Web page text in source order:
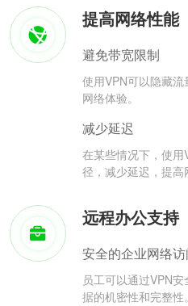
提高网络性能
避免带宽限制
使用VPN可以隐藏
网络体验。
减少延迟
在某些情况下，使
径，减少延迟，提高
远程办公支持
安全的企业网络
员工可以通过VPN
据的机密性和完整性。